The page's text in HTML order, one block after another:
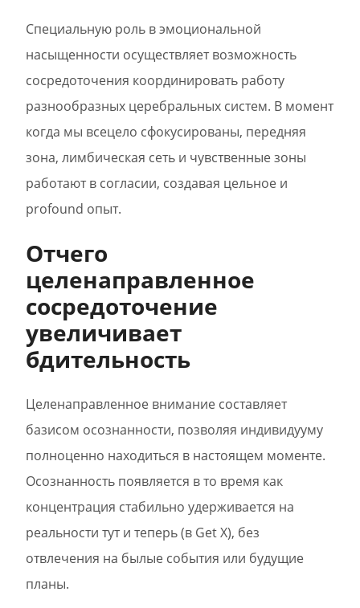
Специальную роль в эмоциональной
насыщенности осуществляет возможность
сосредоточения координировать работу
разнообразных церебральных систем. В момент
когда мы всецело сфокусированы, передняя
зона, лимбическая сеть и чувственные зоны
работают в согласии, создавая цельное и
profound опыт.
Отчего
целенаправленное
сосредоточение
увеличивает
бдительность
Целенаправленное внимание составляет
базисом осознанности, позволяя индивидууму
полноценно находиться в настоящем моменте.
Осознанность появляется в то время как
концентрация стабильно удерживается на
реальности тут и теперь (в Get X), без
отвлечения на былые события или будущие
планы.